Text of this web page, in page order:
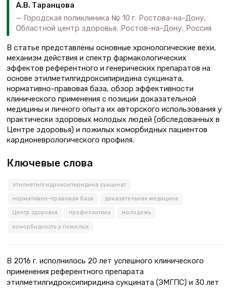
А.В. Таранцова
Городская поликлиника № 10 г. Ростова-на-Дону,
Областной центр здоровья, Ростов-на-Дону, Россия
В статье представлены основные хронологические вехи,
механизм действия и спектр фармакологических
эффектов референтного и генерических препаратов на
основе этилметилгидроксипиридина сукцината,
нормативно-правовая база, обзор эффективности
клинического применения с позиции доказательной
медицины и личного опыта их авторского использования у
практически здоровых молодых людей (обследованных в
Центре здоровья) и пожилых коморбидных пациентов
кардионеврологического профиля.
Ключевые слова
этилметилгидроксипиридина сукцинат
нормативно-правовая база доказательная медицина
Центр здоровья профилактика молодежь
коморбидность у пожилых
В 2016 г. исполнилось 20 лет успешного клинического
применения референтного препарата
этилметилгидроксипиридина сукцината (ЭМГПС) и 30 лет